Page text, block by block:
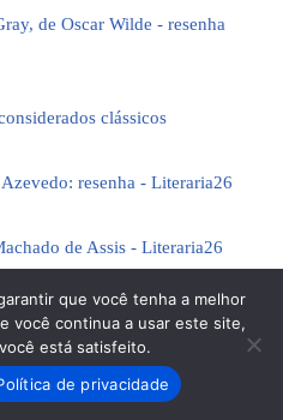
de Oscar Wilde - resenha
clássicos
resenha - Literaria26
de Assis - Literaria26
que você tenha a melhor
você continua a usar este site,
está satisfeito.
de privacidade